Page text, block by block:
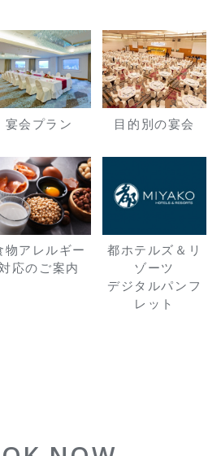
宴会プラン 目的別の宴会
物アレルギー
応のご案内
都ホテルズ＆リ
ゾーツ
デジタルパンフ
レット